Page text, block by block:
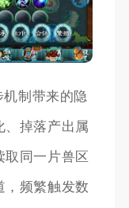
制带来的隐
、掉落产出属
取同一片兽区
，频繁触发数